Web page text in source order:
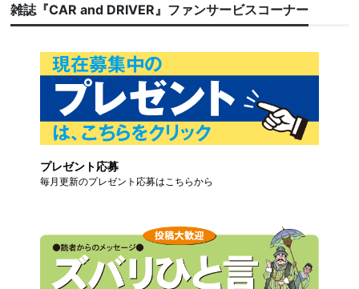
雑誌『CAR and DRIVER』ファンサービスコーナー
プレゼント応募
毎月更新のプレゼント応募はこちらから